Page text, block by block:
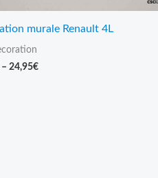
murale Renault 4L
– 24,95€